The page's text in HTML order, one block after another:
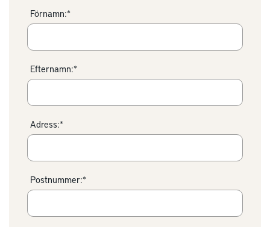
Förnamn:*
Efternamn:*
Adress:*
Postnummer:*